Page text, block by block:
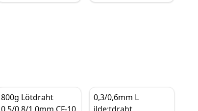
Flussmittel zum
800g Lötdraht
0,5/0,8/1,0mm CF-10
0,3/0,6mm L
ilde;tdraht